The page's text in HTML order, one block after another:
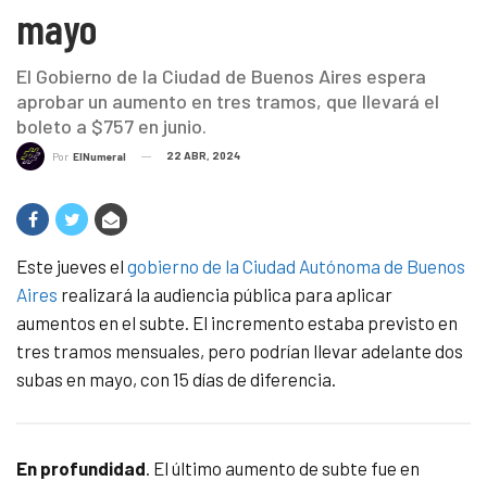
mayo
El Gobierno de la Ciudad de Buenos Aires espera
aprobar un aumento en tres tramos, que llevará el
boleto a $757 en junio.
Por ElNumeral 22 ABR, 2024
Este jueves el gobierno de la Ciudad Autónoma de Buenos
Aires realizará la audiencia pública para aplicar
aumentos en el subte. El incremento estaba previsto en
tres tramos mensuales, pero podrían llevar adelante dos
subas en mayo, con 15 días de diferencia.
En profundidad. El último aumento de subte fue en